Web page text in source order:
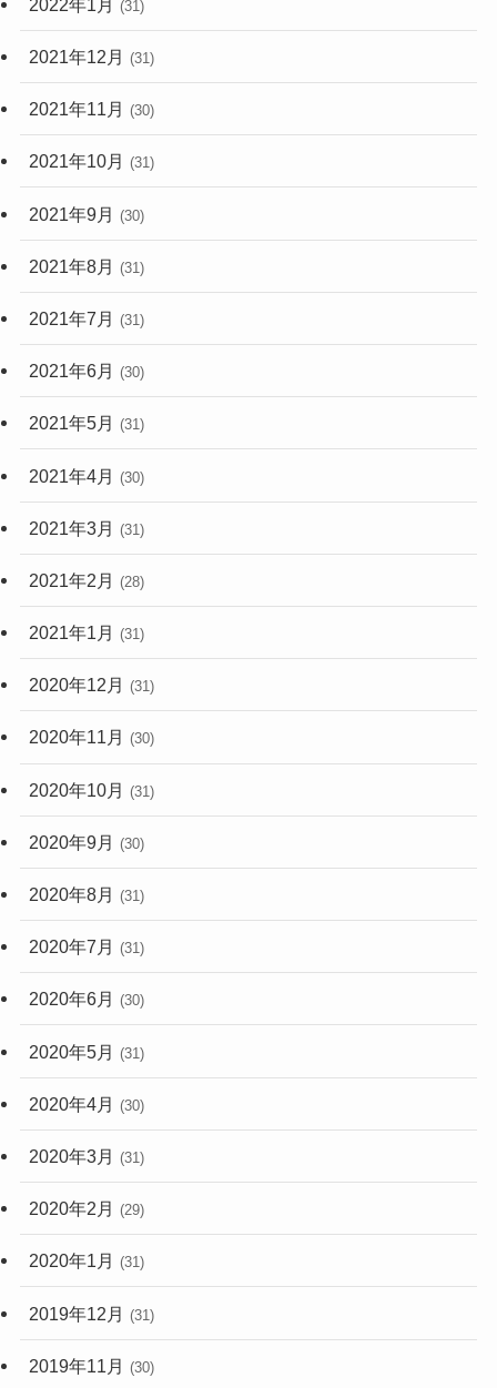
2022年1月 (31)
2021年12月 (31)
2021年11月 (30)
2021年10月 (31)
2021年9月 (30)
2021年8月 (31)
2021年7月 (31)
2021年6月 (30)
2021年5月 (31)
2021年4月 (30)
2021年3月 (31)
2021年2月 (28)
2021年1月 (31)
2020年12月 (31)
2020年11月 (30)
2020年10月 (31)
2020年9月 (30)
2020年8月 (31)
2020年7月 (31)
2020年6月 (30)
2020年5月 (31)
2020年4月 (30)
2020年3月 (31)
2020年2月 (29)
2020年1月 (31)
2019年12月 (31)
2019年11月 (30)